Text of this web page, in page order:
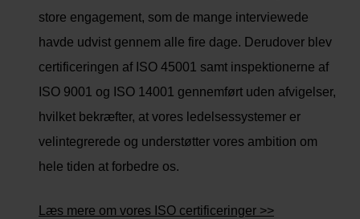
store engagement, som de mange interviewede
havde udvist gennem alle fire dage. Derudover blev
certificeringen af ISO 45001 samt inspektionerne af
ISO 9001 og ISO 14001 gennemført uden afvigelser,
hvilket bekræfter, at vores ledelsessystemer er
velintegrerede og understøtter vores ambition om
hele tiden at forbedre os.
Læs mere om vores ISO certificeringer >>